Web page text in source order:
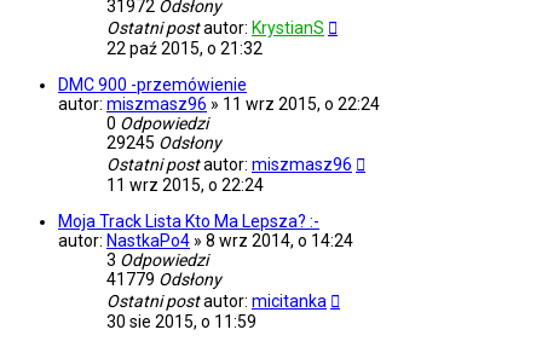
31972 Odsłony
Ostatni postautor: KrystianS
22 paź 2015, o 21:32
DMC 900 -przemówienie
autor: miszmasz96 » 11 wrz 2015, o 22:24
0 Odpowiedzi
29245 Odsłony
Ostatni postautor: miszmasz96
11 wrz 2015, o 22:24
Moja Track Lista Kto Ma Lepsza? :-
autor: NastkaPo4 » 8 wrz 2014, o 14:24
3 Odpowiedzi
41779 Odsłony
Ostatni postautor: micitanka
30 sie 2015, o 11:59